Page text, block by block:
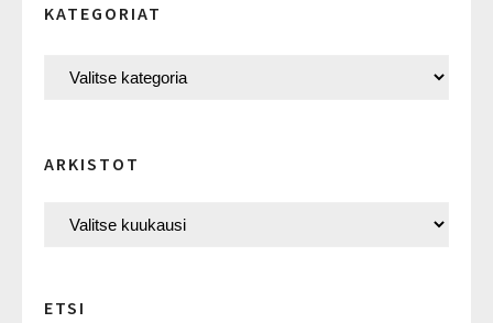
KATEGORIAT
ARKISTOT
ETSI